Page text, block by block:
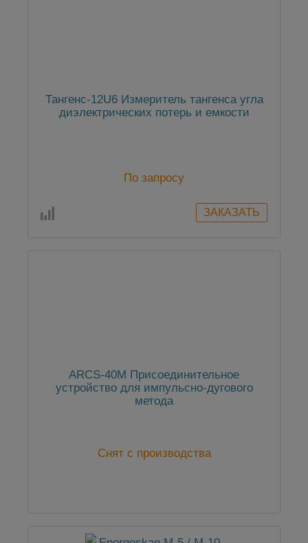
Тангенс-12U6 Измеритель тангенса угла
диэлектрических потерь и емкости
По запросу
ARCS-40M Присоединительное
устройство для импульсно-дугового
метода
Снят с производства